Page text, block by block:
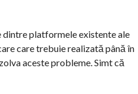
dintre platformele existente ale
care trebuie realizată până în
aceste probleme. Simt că